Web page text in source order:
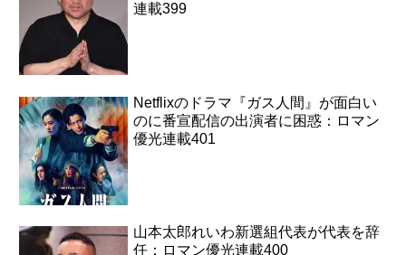
連載399
Netflixのドラマ『ガス人間』が面白い
のに番宣配信の出演者に困惑：ロマン
優光連載401
山本太郎れいわ新選組代表が代表を辞
任：ロマン優光連載400